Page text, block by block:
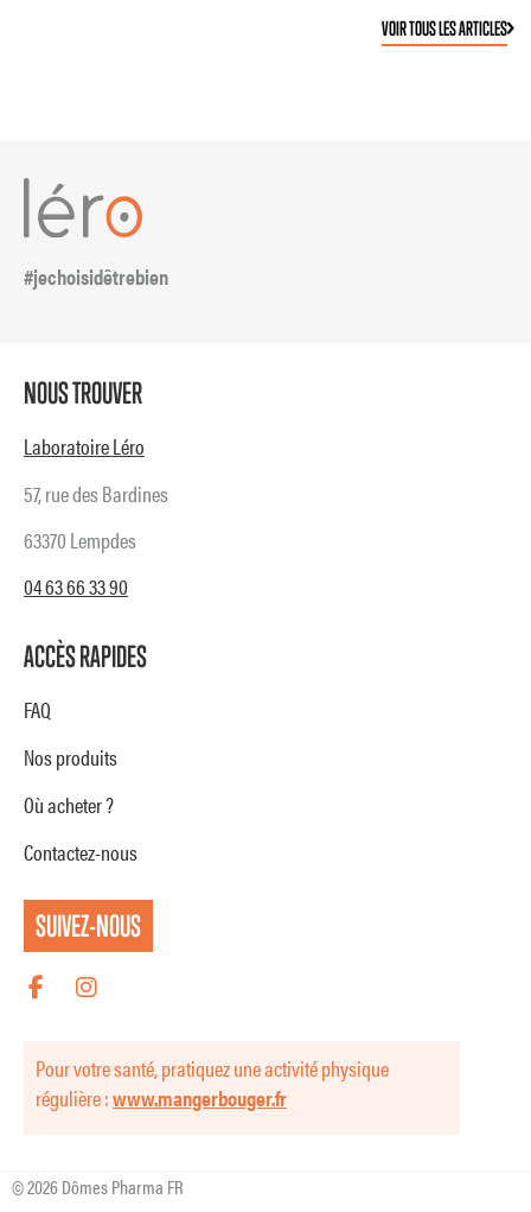
VOIR TOUS LES ARTICLES
#jechoisidêtrebien
NOUS TROUVER
Laboratoire Léro
57, rue des Bardines
63370 Lempdes
04 63 66 33 90
ACCÈS RAPIDES
FAQ
Nos produits
Où acheter ?
Contactez-nous
SUIVEZ-NOUS
Pour votre santé, pratiquez une activité physique
régulière :www.mangerbouger.fr
© 2026 Dômes Pharma FR